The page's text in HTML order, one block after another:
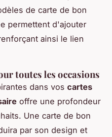
de carte de bon
permettent d'ajouter
ainsi le lien
toutes les occasions
dans vos cartes
offre une profondeur
Une carte de bon
par son design et